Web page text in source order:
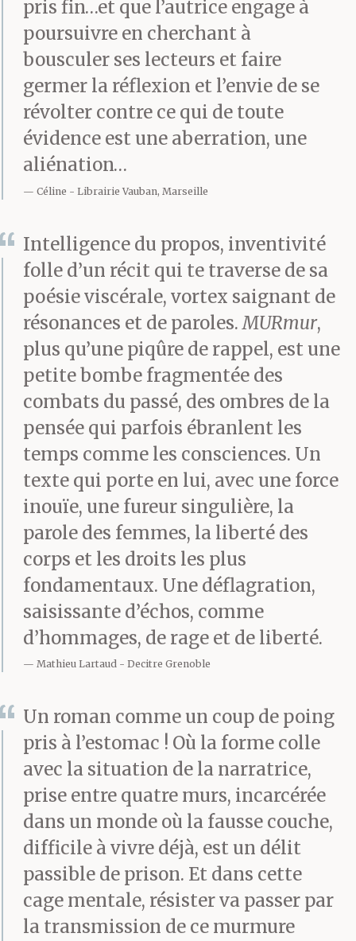
pris fin…et que l’autrice engage à
poursuivre en cherchant à
bousculer ses lecteurs et faire
germer la réflexion et l’envie de se
révolter contre ce qui de toute
évidence est une aberration, une
aliénation…
Céline Librairie Vauban, Marseille
Intelligence du propos, inventivité
folle d’un récit qui te traverse de sa
poésie viscérale, vortex saignant de
résonances et de paroles. MURmur,
plus qu’une piqûre de rappel, est une
petite bombe fragmentée des
combats du passé, des ombres de la
pensée qui parfois ébranlent les
temps comme les consciences. Un
texte qui porte en lui, avec une force
inouïe, une fureur singulière, la
parole des femmes, la liberté des
corps et les droits les plus
fondamentaux. Une déflagration,
saisissante d’échos, comme
d’hommages, de rage et de liberté.
Mathieu Lartaud Decitre Grenoble
Un roman comme un coup de poing
pris à l’estomac ! Où la forme colle
avec la situation de la narratrice,
prise entre quatre murs, incarcérée
dans un monde où la fausse couche,
difficile à vivre déjà, est un délit
passible de prison. Et dans cette
cage mentale, résister va passer par
la transmission de ce murmure